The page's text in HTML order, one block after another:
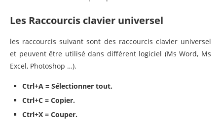
Les Raccourcis clavier universel
les raccourcis suivant sont des raccourcis clavier universel
et peuvent être utilisé dans différent logiciel (Ms Word, Ms
Excel, Photoshop …).
Ctrl+A = Sélectionner tout.
Ctrl+C = Copier.
Ctrl+X = Couper.